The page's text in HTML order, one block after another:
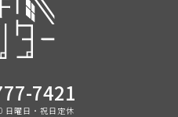
7421
日曜日・祝日定休